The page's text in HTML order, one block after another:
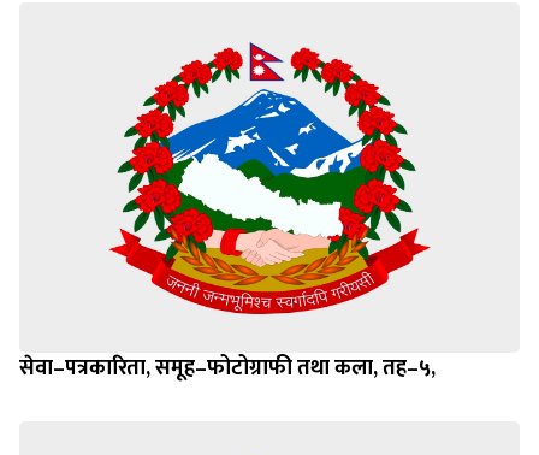
सेवा–पत्रकारिता, समूह–फोटोग्राफी तथा कला, तह–५,